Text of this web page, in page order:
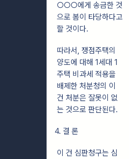
○○○에게 송금한 것
으로 봄이 타당하다고
할 것이다.
따라서, 쟁점주택의
양도에 대해 1세대 1
주택 비과세 적용을
배제한 처분청의 이
건 처분은 잘못이 없
는 것으로 판단된다.
4. 결 론
이 건 심판청구는 심